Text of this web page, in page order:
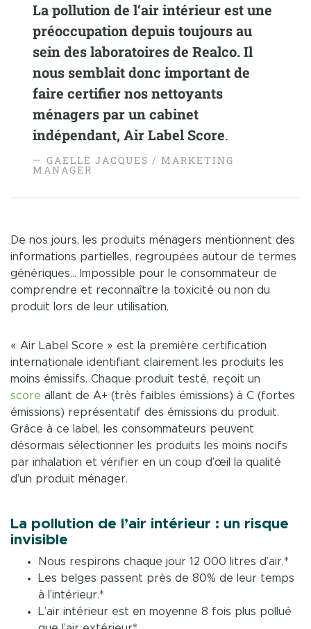
La pollution de l‘air intérieur est une
préoccupation depuis toujours au
sein des laboratoires de Realco. Il
nous semblait donc important de
faire certifier nos nettoyants
ménagers par un cabinet
indépendant, Air Label Score.
GAELLE JACQUES / MARKETING
MANAGER
De nos jours, les produits ménagers mentionnent des
informations partielles, regroupées autour de termes
génériques… Impossible pour le consommateur de
comprendre et reconnaître la toxicité ou non du
produit lors de leur utilisation.
« Air Label Score » est la première certification
internationale identifiant clairement les produits les
moins émissifs. Chaque produit testé, reçoit un
score allant de A+ (très faibles émissions) à C (fortes
émissions) représentatif des émissions du produit.
Grâce à ce label, les consommateurs peuvent
désormais sélectionner les produits les moins nocifs
par inhalation et vérifier en un coup d’œil la qualité
d’un produit ménager.
La pollution de l’air intérieur : un risque
invisible
Nous respirons chaque jour 12 000 litres d’air.*
Les belges passent près de 80% de leur temps
à l’intérieur.*
L’air intérieur est en moyenne 8 fois plus pollué